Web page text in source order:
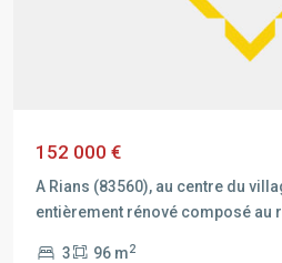
152 000 €
A Rians (83560), au centre du
entièrement rénové composé au
3 96 m2